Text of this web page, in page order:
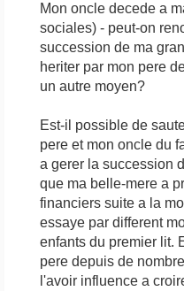
Mon oncle decede a
sociales) - peut-on
succession de ma
heriter par mon pere
un autre moyen?
Est-il possible de
pere et mon oncle du
a gerer la succession
que ma belle-mere a
financiers suite a la
essaye par different
enfants du premier lit.
pere depuis de
l'avoir influence a